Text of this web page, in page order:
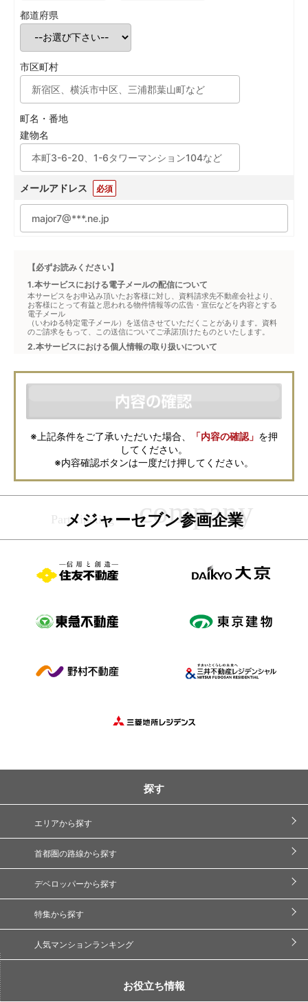
都道府県
市区町村
町名・番地
建物名
メールアドレス 必須
【必ずお読みください】
1.本サービスにおける電子メールの配信について
本サービスをお申込み頂いたお客様に対し、資料請求先不動産会社より、
お客様にとって有益と思われる物件情報等の広告・宣伝などを内容とする
電子メール
（いわゆる特定電子メール）を送信させていただくことがあります。資料
のご請求をもって、この送信についてご承諾頂けたものといたします。
2.本サービスにおける個人情報の取り扱いについて
本フォームからお客様が記入・登録された個人情報は、ダイレクトメール
などの資料送付・電子メールの送信・電話連絡などの目的で資料請求先不
動産会社が利用・保管します。資料請求先不動産会社が保管する個人情報
の取扱いについては、各不動産会社に直接お問合せください。
また、上記とは別にメジャーセブンでは本サービスを円滑に運用するため
に、お客様の個人情報をサービスご利用の控えとして一定期間保管いたし
ます。 ご記入の内容が不明瞭で資料をお送りできない場合、その他当社が
本サービスを円滑に運用するために必要な範囲において、直接メジャーセ
ブンから確認のご連絡をさせていただくことがありますので、あらかじめ
ご了承ください。
メジャーセブンの個人情報の取扱い方針についてはこちらをご覧くださ
※上記条件をご了承いただいた場合、 「内容の確認」 を押
してください。
※内容確認ボタンは一度だけ押してください。
メジャーセブン参画企業
探す
エリアから探す
首都圏の路線から探す
デベロッパーから探す
特集から探す
人気マンションランキング
お役立ち情報